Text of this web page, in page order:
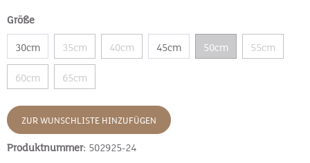
Größe
30cm 35cm 40cm 45cm 50cm 55cm
60cm 65cm
ZUR WUNSCHLISTE HINZUFÜGEN
Produktnummer: 502925-24